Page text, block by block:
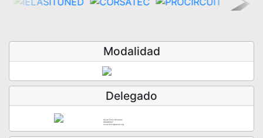
Modalidad
Delegado
Oscar Felix Moreiras
613469327
oscar.felix@aecar.org